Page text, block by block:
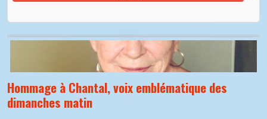
Hommage à Chantal, voix emblématique des
dimanches matin